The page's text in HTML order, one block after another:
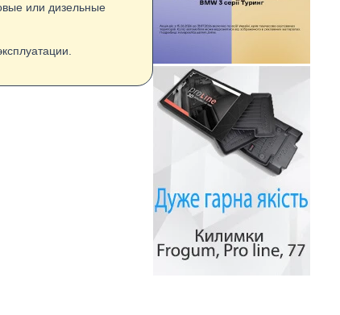
или дизельные